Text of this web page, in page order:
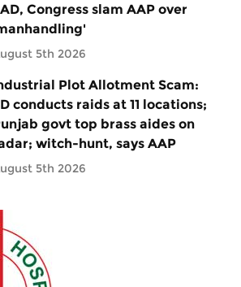
Congress slam AAP over
5th 2026
Plot Allotment Scam:
conducts raids at 11 locations;
govt top brass aides on
witch-hunt, says AAP
5th 2026